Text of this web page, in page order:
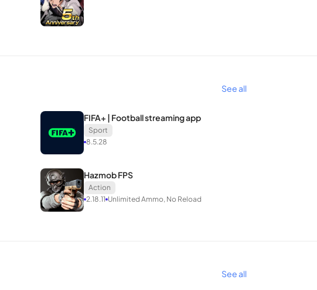
See all
FIFA+ | Football streaming app
Sport
8.5.28
Hazmob FPS
Action
2.18.11 Unlimited Ammo, No Reload
See all